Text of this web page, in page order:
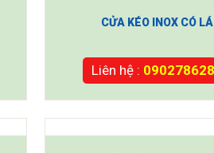
CỬA KÉO INOX CÓ LÁ
Liên hệ :